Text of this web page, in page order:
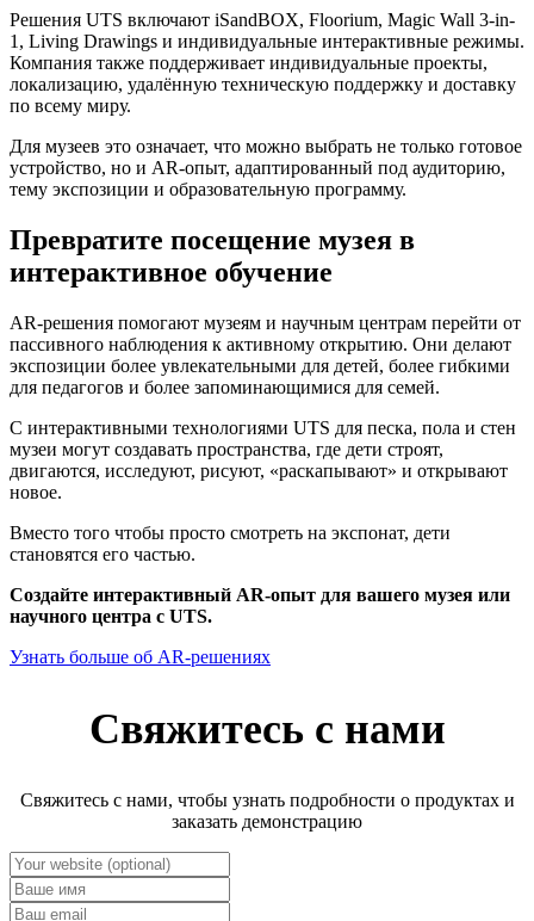
Решения UTS включают iSandBOX, Floorium, Magic Wall 3-in-
1, Living Drawings и индивидуальные интерактивные режимы.
Компания также поддерживает индивидуальные проекты,
локализацию, удалённую техническую поддержку и доставку
по всему миру.
Для музеев это означает, что можно выбрать не только готовое
устройство, но и AR-опыт, адаптированный под аудиторию,
тему экспозиции и образовательную программу.
Превратите посещение музея в
интерактивное обучение
AR-решения помогают музеям и научным центрам перейти от
пассивного наблюдения к активному открытию. Они делают
экспозиции более увлекательными для детей, более гибкими
для педагогов и более запоминающимися для семей.
С интерактивными технологиями UTS для песка, пола и стен
музеи могут создавать пространства, где дети строят,
двигаются, исследуют, рисуют, «раскапывают» и открывают
новое.
Вместо того чтобы просто смотреть на экспонат, дети
становятся его частью.
Создайте интерактивный AR-опыт для вашего музея или
научного центра с UTS.
Узнать больше об AR-решениях
Свяжитесь с нами
Свяжитесь с нами, чтобы узнать подробности о продуктах и
заказать демонстрацию